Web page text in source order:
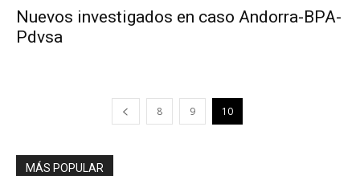
Nuevos investigados en caso Andorra-BPA-
Pdvsa
8 9 10
MÁS POPULAR